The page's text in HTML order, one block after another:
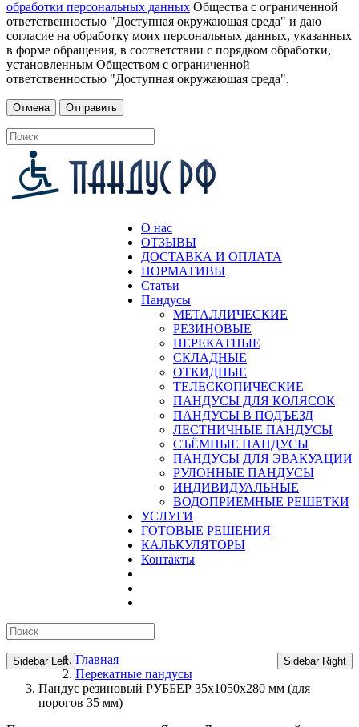
обработки персональных данных Общества с ограниченной
ответственностью "Доступная окружающая среда" и даю
согласие на обработку моих персональных данных, указанных
в форме обращения, в соответствии с порядком обработки,
установленным Обществом с ограниченной
ответственностью "Доступная окружающая среда".
О нас
ОТЗЫВЫ
ДОСТАВКА И ОПЛАТА
НОРМАТИВЫ
Статьи
Пандусы
МЕТАЛЛИЧЕСКИЕ
РЕЗИНОВЫЕ
ПЕРЕКАТНЫЕ
СКЛАДНЫЕ
ОТКИДНЫЕ
ТЕЛЕСКОПИЧЕСКИЕ
ПАНДУСЫ ДЛЯ КОЛЯСОК
ПАНДУСЫ В ПОДЪЕЗД
ЛЕСТНИЧНЫЕ ПАНДУСЫ
CЪЁМНЫЕ ПАНДУСЫ
ПАНДУСЫ ДЛЯ ЭВАКУАЦИИ
РУЛОННЫЕ ПАНДУСЫ
ИНДИВИДУАЛЬНЫЕ
ВОДОПРИЕМНЫЕ РЕШЕТКИ
УСЛУГИ
ГОТОВЫЕ РЕШЕНИЯ
КАЛЬКУЛЯТОРЫ
Контакты
Sidebar Left Sidebar Right
Главная
Перекатные пандусы
Пандус резиновый РУББЕР 35х1050х280 мм (для
порогов 35 мм)